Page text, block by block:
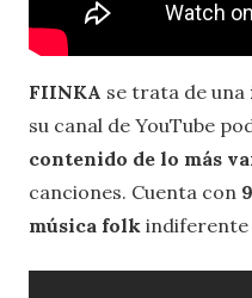
FIINKA se trata de una
su canal de YouTube
contenido de lo más
canciones. Cuenta con
música folk indiferente